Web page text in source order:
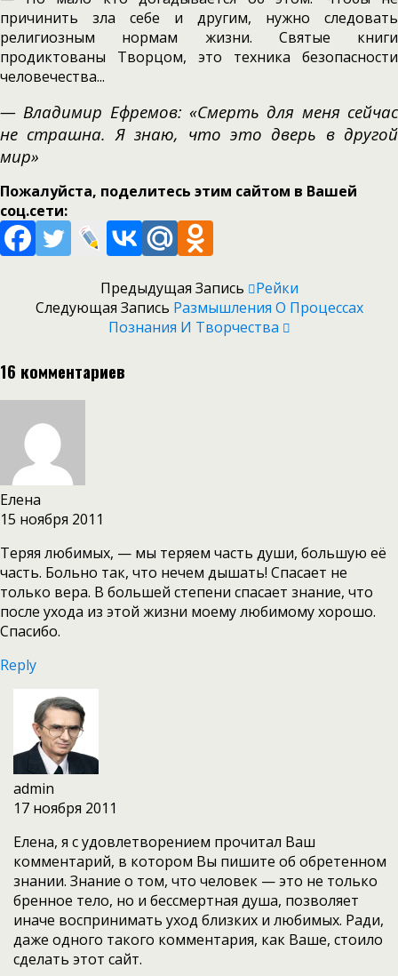
причинить зла себе и другим, нужно следовать
религиозным нормам жизни. Святые книги
продиктованы Творцом, это техника безопасности
человечества...
— Владимир Ефремов: «Смерть для меня сейчас
не страшна. Я знаю, что это дверь в другой
мир»
Пожалуйста, поделитесь этим сайтом в Вашей
соц.сети:
Предыдущая Запись
Рейки
Следующая Запись Размышления О Процессах
Познания И Творчества
16 комментариев
Елена
15 ноября 2011
Теряя любимых, — мы теряем часть души, большую её
часть. Больно так, что нечем дышать! Спасает не
только вера. В большей степени спасает знание, что
после ухода из этой жизни моему любимому хорошо.
Спасибо.
Reply
admin
17 ноября 2011
Елена, я с удовлетворением прочитал Ваш
комментарий, в котором Вы пишите об обретенном
знании. Знание о том, что человек — это не только
бренное тело, но и бессмертная душа, позволяет
иначе воспринимать уход близких и любимых. Ради,
даже одного такого комментария, как Ваше, стоило
сделать этот сайт.